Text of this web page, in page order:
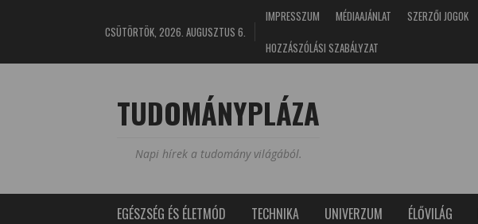
CSÜTÖRTÖK, 2026. AUGUSZTUS 6.
IMPRESSZUM MÉDIAAJÁNLAT SZERZŐI JOGOK
HOZZÁSZÓLÁSI SZABÁLYZAT
TUDOMÁNYPLÁZA
Napi hírek a tudomány világából.
EGÉSZSÉG ÉS ÉLETMÓD TECHNIKA UNIVERZUM ÉLŐVILÁG